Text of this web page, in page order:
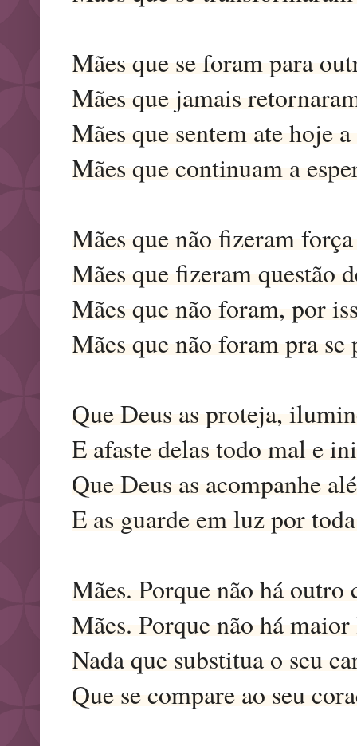
Mães que se foram para
Mães que jamais
Mães que sentem ate hoje
Mães que continuam a
Mães que não fizeram
Mães que fizeram questão
Mães que não foram, por
Mães que não foram pra se
Que Deus as proteja,
E afaste delas todo mal e
Que Deus as acompanhe
E as guarde em luz por
Mães. Porque não há outro
Mães. Porque não há
Nada que substitua o seu
Que se compare ao seu